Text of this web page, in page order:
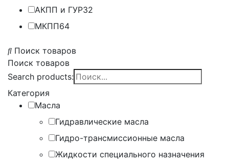
АКПП и ГУР32
МКПП64
Поиск товаров
Поиск товаров
Search products:
Категория
Масла
Гидравлические масла
Гидро-трансмиссионные масла
Жидкости специального назначения